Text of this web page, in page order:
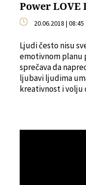
Power LOVE
20.06.2018 | 08:45
Ljudi često nisu
emotivnom planu
sprečava da
ljubavi ljudima
kreativnost i volju